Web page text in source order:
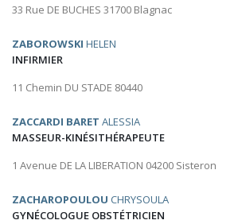
33 Rue DE BUCHES 31700 Blagnac
ZABOROWSKI HELEN
INFIRMIER
11 Chemin DU STADE 80440
ZACCARDI BARET ALESSIA
MASSEUR-KINÉSITHÉRAPEUTE
1 Avenue DE LA LIBERATION 04200 Sisteron
ZACHAROPOULOU CHRYSOULA
GYNÉCOLOGUE OBSTÉTRICIEN